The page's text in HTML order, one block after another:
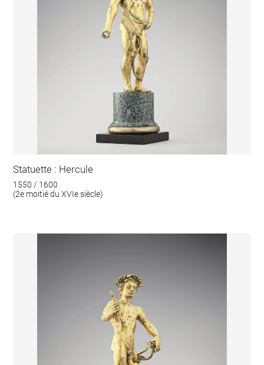
Statuette : Hercule
1550 / 1600
(2e moitié du XVIe siècle)